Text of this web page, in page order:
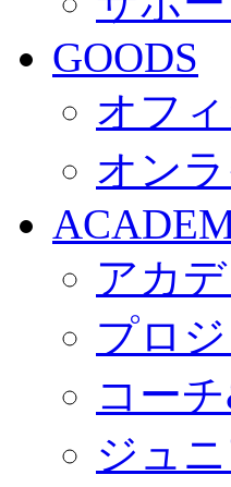
GOODS
オフ
オン
アカ
プロ
コー
ジュ